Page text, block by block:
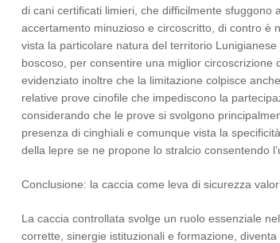
di cani certificati limieri, che difficilmente
accertamento minuzioso e circoscritto, di contro è
vista la particolare natura del territorio
boscoso, per consentire una miglior
evidenziato inoltre che la limitazione colpisce
relative prove cinofile che impediscono la
considerando che le prove si svolgono
presenza di cinghiali e comunque vista la
della lepre se ne propone lo stralcio consentendo
Conclusione: la caccia come leva di sicurezza
La caccia controllata svolge un ruolo essenziale
corrette, sinergie istituzionali e formazione,